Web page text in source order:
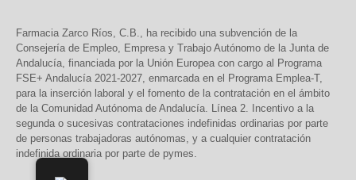
Farmacia Zarco Ríos, C.B., ha recibido una subvención de la
Consejería de Empleo, Empresa y Trabajo Autónomo de la Junta de
Andalucía, financiada por la Unión Europea con cargo al Programa
FSE+ Andalucía 2021-2027, enmarcada en el Programa Emplea-T,
para la inserción laboral y el fomento de la contratación en el ámbito
de la Comunidad Autónoma de Andalucía. Línea 2. Incentivo a la
segunda o sucesivas contrataciones indefinidas ordinarias por parte
de personas trabajadoras autónomas, y a cualquier contratación
indefinida ordinaria por parte de pymes.